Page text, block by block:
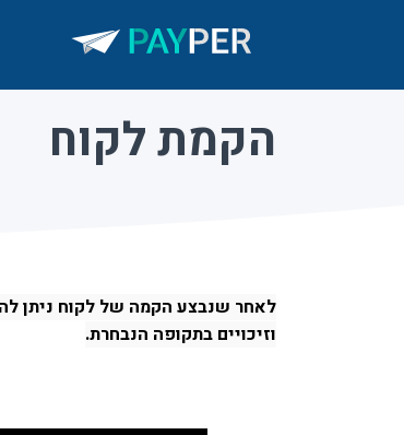
הקמת לקוח
לאחר שנבצע הקמה של לקוח ניתן
וזיכויים בתקופה הנבחרת.